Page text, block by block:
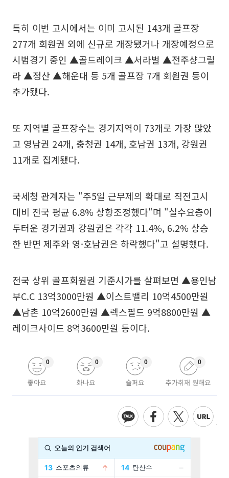
특히 이번 고시에서는 이미 고시된 143개 골프장
277개 회원권 외에 신규로 개장됐거나 개장예정으로
시범경기 중인 ▲골드레이크 ▲서라벌 ▲전주샹그릴
라 ▲정산 ▲해운대 등 5개 골프장 7개 회원권 등이
추가됐다.
또 지역별 골프장수는 경기지역이 73개로 가장 많았
고 영남권 24개, 충청권 14개, 호남권 13개, 강원권
11개로 집계됐다.
국세청 관계자는 "주5일 근무제의 확대로 직전고시
대비 전국 평균 6.8% 상향조정했다"며 "실수요층이
두터운 경기권과 강원권은 각각 11.4%, 6.2% 상승
한 반면 제주와 영·호남권은 하락했다"고 설명했다.
전국 상위 골프회원권 기준시가를 살펴보면 ▲용인남
부C.C 13억3000만원 ▲이스트밸리 10억4500만원
▲남촌 10억2600만원 ▲렉스필드 9억8800만원 ▲
레이크사이드 8억3600만원 등이다.
좋아요
0
화나요
0
슬퍼요
0
추가취재 원해요
0